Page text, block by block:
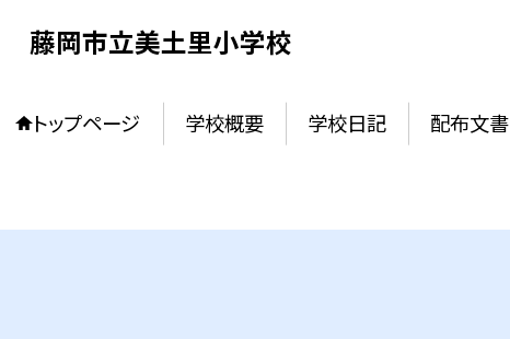
藤岡市立美土里小学校
トップページ 学校概要 学校日記 配布文書